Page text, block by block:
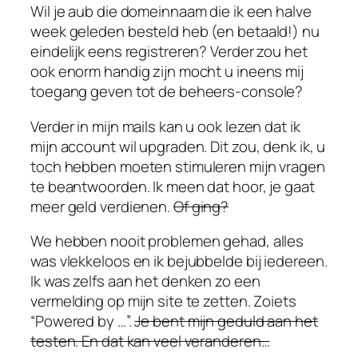
Wil je aub die domeinnaam die ik een halve
week geleden besteld heb (en betaald!) nu
eindelijk eens registreren? Verder zou het
ook enorm handig zijn mocht u ineens mij
toegang geven tot de beheers-console?
Verder in mijn mails kan u ook lezen dat ik
mijn account wil upgraden. Dit zou, denk ik, u
toch hebben moeten stimuleren mijn vragen
te beantwoorden. Ik meen dat hoor, je gaat
meer geld verdienen.Of ging?
We hebben nooit problemen gehad, alles
was vlekkeloos en ik bejubbelde bij iedereen.
Ik was zelfs aan het denken zo een
vermelding op mijn site te zetten. Zoiets
“Powered by …”.Je bent mijn geduld aan het
testen. En dat kan veel veranderen…